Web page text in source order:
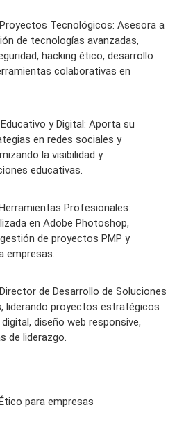
Tecnológicos: Asesora a
de tecnologías avanzadas,
hacking ético, desarrollo
colaborativas en
y Digital: Aporta su
en redes sociales y
la visibilidad y
educativas.
Profesionales:
en Adobe Photoshop,
de proyectos PMP y
empresas.
de Desarrollo de Soluciones
liderando proyectos estratégicos
diseño web responsive,
de liderazgo.
para empresas